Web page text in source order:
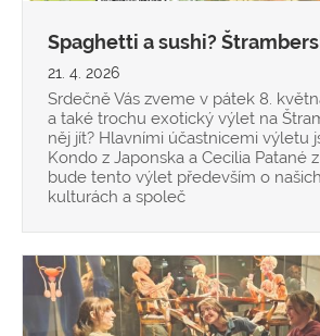
Spaghetti a sushi?
21. 4. 2026
Srdečně Vás zveme v pátek 8.
a také trochu exotický výlet na
něj jít? Hlavními účastnicemi výletu
Kondo z Japonska a Cecilia Patané
bude tento výlet především o
kulturách a společ